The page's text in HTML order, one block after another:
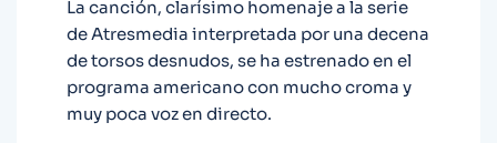
La canción, clarísimo homenaje a la serie
de Atresmedia interpretada por una decena
de torsos desnudos, se ha estrenado en el
programa americano con mucho croma y
muy poca voz en directo.